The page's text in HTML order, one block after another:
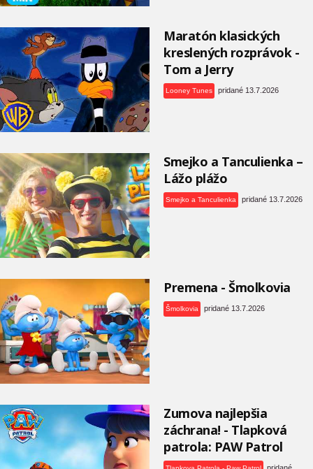
Maratón klasických
kreslených rozprávok -
Tom a Jerry
Looney Tunes pridané 13.7.2026
Smejko a Tanculienka –
Lážo plážo
Smejko a Tanculienka pridané 13.7.2026
Premena - Šmolkovia
Šmolkovia pridané 13.7.2026
Zumova najlepšia
záchrana! - Tlapková
patrola: PAW Patrol